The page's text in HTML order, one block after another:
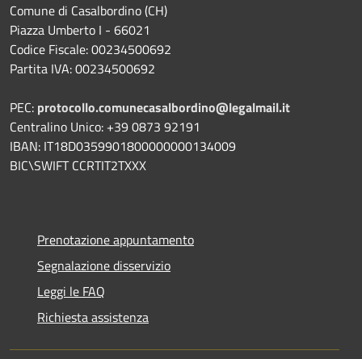
Comune di Casalbordino (CH)
Piazza Umberto I - 66021
Codice Fiscale: 00234500692
Partita IVA: 00234500692
PEC: protocollo.comunecasalbordino@legalmail.it
Centralino Unico: +39 0873 92191
IBAN: IT18D0359901800000000134009
BIC\SWIFT CCRTIT2TXXX
Prenotazione appuntamento
Segnalazione disservizio
Leggi le FAQ
Richiesta assistenza